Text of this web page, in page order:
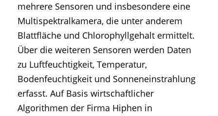
mehrere Sensoren und insbesondere eine
Multispektralkamera, die unter anderem
Blattfläche und Chlorophyllgehalt ermittelt.
Über die weiteren Sensoren werden Daten
zu Luftfeuchtigkeit, Temperatur,
Bodenfeuchtigkeit und Sonneneinstrahlung
erfasst. Auf Basis wirtschaftlicher
Algorithmen der Firma Hiphen in